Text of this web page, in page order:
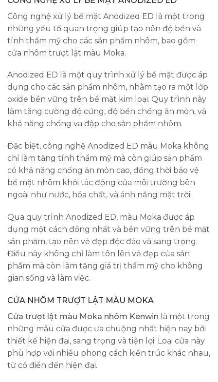
Công nghệ xử lý bề mặt Anodized ED là một trong
những yếu tố quan trọng giúp tạo nên độ bền và
tính thẩm mỹ cho các sản phẩm nhôm, bao gồm
cửa nhôm trượt lật màu Moka.
Anodized ED là một quy trình xử lý bề mặt được áp
dụng cho các sản phẩm nhôm, nhằm tạo ra một lớp
oxide bền vững trên bề mặt kim loại. Quy trình này
làm tăng cường độ cứng, độ bền chống ăn mòn, và
khả năng chống va đập cho sản phẩm nhôm.
Đặc biệt, công nghệ Anodized ED màu Moka không
chỉ làm tăng tính thẩm mỹ mà còn giúp sản phẩm
có khả năng chống ăn mòn cao, đồng thời bảo vệ
bề mặt nhôm khỏi tác động của môi trường bên
ngoài như nước, hóa chất, và ánh nắng mặt trời.
Qua quy trình Anodized ED, màu Moka được áp
dụng một cách đồng nhất và bền vững trên bề mặt
sản phẩm, tạo nên vẻ đẹp độc đáo và sang trọng.
Điều này không chỉ làm tôn lên vẻ đẹp của sản
phẩm mà còn làm tăng giá trị thẩm mỹ cho không
gian sống và làm việc.
CỬA NHÔM TRƯỢT LẬT MÀU MOKA
Cửa trượt lật màu Moka nhôm Kenwin là một trong
những mẫu cửa được ưa chuộng nhất hiện nay bởi
thiết kế hiện đại, sang trọng và tiện lợi. Loại cửa này
phù hợp với nhiều phong cách kiến trúc khác nhau,
từ cổ điển đến hiện đại.